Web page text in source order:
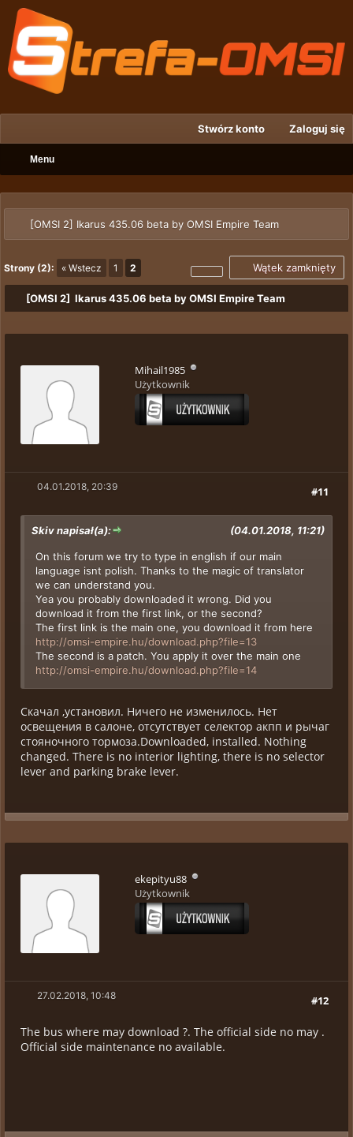
Stwórz konto Zaloguj się
Menu
[OMSI 2] Ikarus 435.06 beta by OMSI Empire Team
Strony (2): « Wstecz 1 2 Wątek zamknięty
[OMSI 2] Ikarus 435.06 beta by OMSI Empire Team
Mihail1985
Użytkownik
#11
04.01.2018, 20:39
(04.01.2018, 11:21)
Skiv napisał(a):
On this forum we try to type in english if our main
language isnt polish. Thanks to the magic of translator
we can understand you.
Yea you probably downloaded it wrong. Did you
download it from the first link, or the second?
The first link is the main one, you download it from here
http://omsi-empire.hu/download.php?file=13
The second is a patch. You apply it over the main one
http://omsi-empire.hu/download.php?file=14
Скачал ,установил. Ничего не изменилось. Нет
освещения в салоне, отсутствует селектор акпп и рычаг
стояночного тормоза.Downloaded, installed. Nothing
changed. There is no interior lighting, there is no selector
lever and parking brake lever.
ekepityu88
Użytkownik
#12
27.02.2018, 10:48
The bus where may download ?. The official side no may .
Official side maintenance no available.